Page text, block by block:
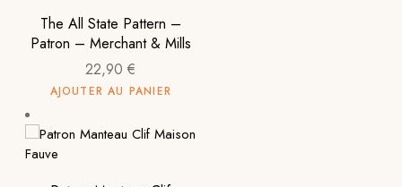
The All State Pattern –
Patron – Merchant & Mills
22,90€
AJOUTER AU PANIER